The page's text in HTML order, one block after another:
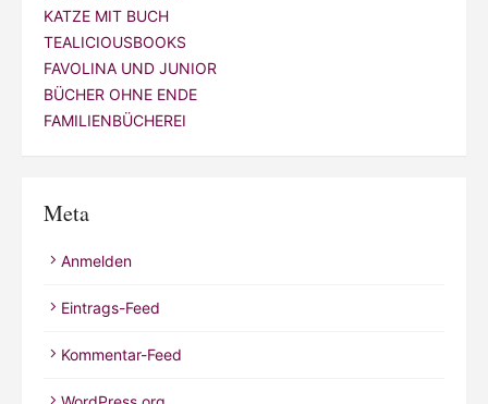
KATZE MIT BUCH
TEALICIOUSBOOKS
FAVOLINA UND JUNIOR
BÜCHER OHNE ENDE
FAMILIENBÜCHEREI
Meta
Anmelden
Eintrags-Feed
Kommentar-Feed